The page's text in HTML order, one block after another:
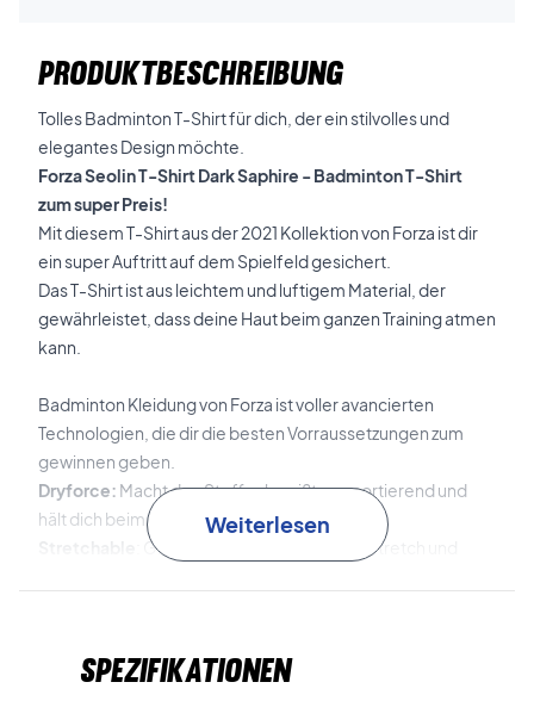
PRODUKTBESCHREIBUNG
Tolles Badminton T-Shirt für dich, der ein stilvolles und
elegantes Design möchte.
Forza Seolin T-Shirt Dark Saphire - Badminton T-Shirt
zum super Preis!
Mit diesem T-Shirt aus der 2021 Kollektion von Forza ist dir
ein super Auftritt auf dem Spielfeld gesichert.
Das T-Shirt ist aus leichtem und luftigem Material, der
gewährleistet, dass deine Haut beim ganzen Training atmen
kann.
Badminton Kleidung von Forza ist voller avancierten
Technologien, die dir die besten Vorraussetzungen zum
gewinnen geben.
Dryforce: Macht den Stoff schweißtransportierend und
hält dich beim Spiel trocken.
: Gibt dem Style den richtigen Stretch und
nicht in der Wäsche (wenn die Anweisungen korrekt gefolgt
Weiterlesen
Spezifikationen